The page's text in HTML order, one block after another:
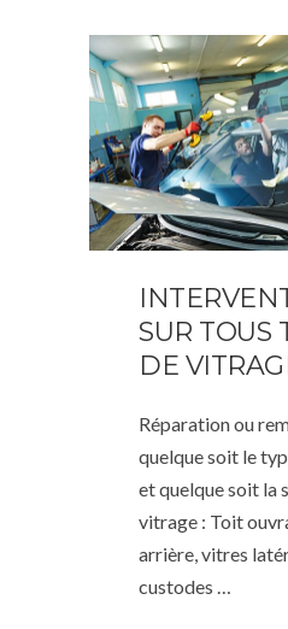
SUR TOUS
DE
Réparation ou
quelque soit le
et quelque soit la
vitrage : Toit
arrière, vitres
custodes …